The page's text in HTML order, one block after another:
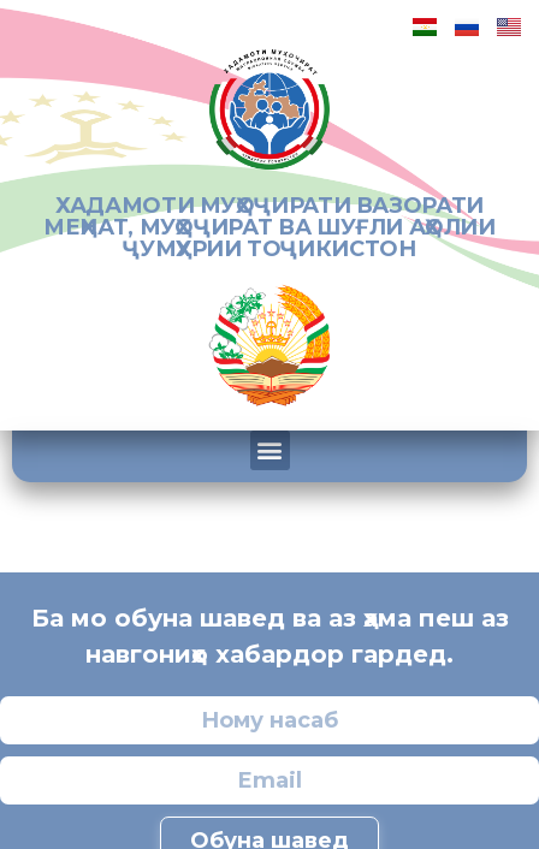
ХАДАМОТИ МУҲОҶИРАТИ ВАЗОРАТИ
МЕҲНАТ, МУҲОҶИРАТ ВА ШУҒЛИ АҲОЛИИ
ҶУМҲУРИИ ТОҶИКИСТОН
Ба мо обуна шавед ва аз ҳама пеш аз
навгониҳо хабардор гардед.
Обуна шавед